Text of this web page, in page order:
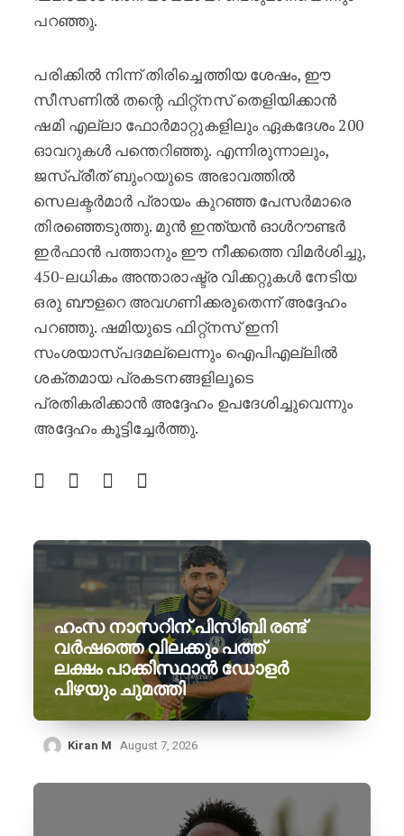
പറഞ്ഞു.
പരിക്കിൽ നിന്ന് തിരിച്ചെത്തിയ ശേഷം, ഈ
സീസണിൽ തന്റെ ഫിറ്റ്നസ് തെളിയിക്കാൻ
ഷമി എല്ലാ ഫോർമാറ്റുകളിലും ഏകദേശം 200
ഓവറുകൾ പന്തെറിഞ്ഞു. എന്നിരുന്നാലും,
ജസ്പ്രീത് ബുംറയുടെ അഭാവത്തിൽ
സെലക്ടർമാർ പ്രായം കുറഞ്ഞ പേസർമാരെ
തിരഞ്ഞെടുത്തു. മുൻ ഇന്ത്യൻ ഓൾറൗണ്ടർ
ഇർഫാൻ പത്താനും ഈ നീക്കത്തെ വിമർശിച്ചു,
450-ലധികം അന്താരാഷ്ട്ര വിക്കറ്റുകൾ നേടിയ
ഒരു ബൗളറെ അവഗണിക്കരുതെന്ന് അദ്ദേഹം
പറഞ്ഞു. ഷമിയുടെ ഫിറ്റ്നസ് ഇനി
സംശയാസ്പദമല്ലെന്നും ഐപിഎല്ലിൽ
ശക്തമായ പ്രകടനങ്ങളിലൂടെ
പ്രതികരിക്കാൻ അദ്ദേഹം ഉപദേശിച്ചുവെന്നും
അദ്ദേഹം കൂട്ടിച്ചേർത്തു.
ഹംസ നാസറിന് പിസിബി രണ്ട്
വർഷത്തെ വിലക്കും പത്ത്
ലക്ഷം പാക്കിസ്ഥാൻ ഡോളർ
പിഴയും ചുമത്തി
Kiran M August 7, 2026